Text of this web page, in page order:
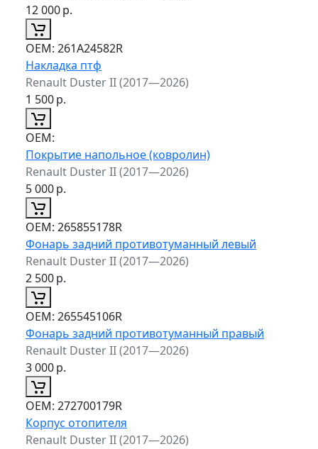
12 000р.
ОЕМ: 261A24582R
Накладка птф
Renault Duster II (2017—2026)
1 500р.
ОЕМ:
Покрытие напольное (ковролин)
Renault Duster II (2017—2026)
5 000р.
ОЕМ: 265855178R
Фонарь задний противотуманный левый
Renault Duster II (2017—2026)
2 500р.
ОЕМ: 265545106R
Фонарь задний противотуманный правый
Renault Duster II (2017—2026)
3 000р.
ОЕМ: 272700179R
Корпус отопителя
Renault Duster II (2017—2026)